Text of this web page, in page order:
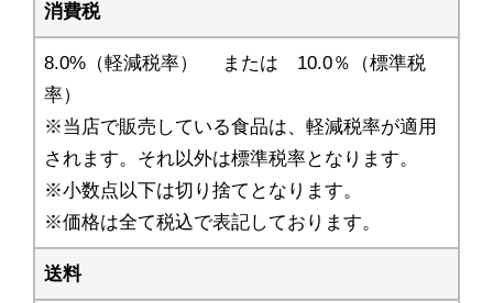
消費税
8.0%（軽減税率） または 10.0％（標準税
率）
※当店で販売している食品は、軽減税率が適用
されます。それ以外は標準税率となります。
※小数点以下は切り捨てとなります。
※価格は全て税込で表記しております。
送料